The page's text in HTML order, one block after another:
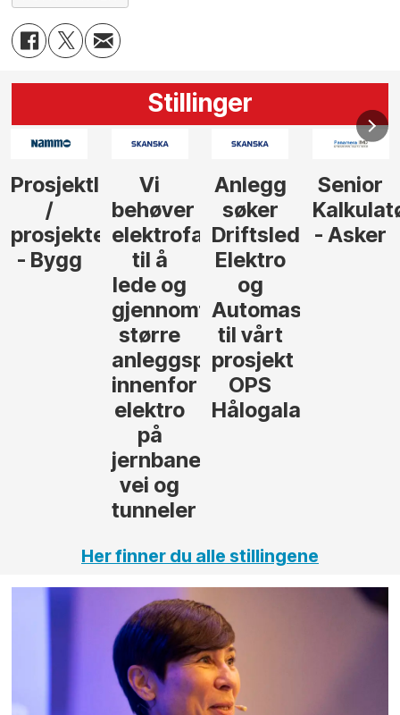
Stillinger
Anlegg
søker
Driftsleder
Elektro
Automasjon
Hålogalandsvegen
Senior
Kalkulatør
- Asker
Senior
Tilbudsleder
Anlegg
- Oslo
Her finner du alle stillingene